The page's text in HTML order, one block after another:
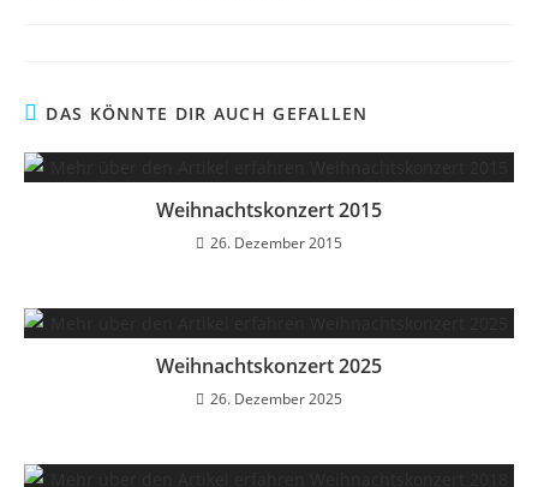
DAS KÖNNTE DIR AUCH GEFALLEN
Weihnachtskonzert 2015
26. Dezember 2015
Weihnachtskonzert 2025
26. Dezember 2025